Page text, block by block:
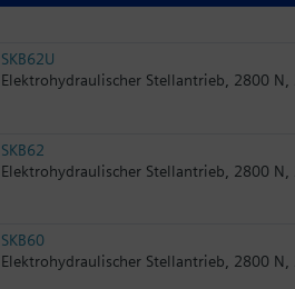
SKB62U
Elektrohydraulischer Stellantrieb, 2800
SKB62
Elektrohydraulischer Stellantrieb, 2800
SKB60
Elektrohydraulischer Stellantrieb, 2800